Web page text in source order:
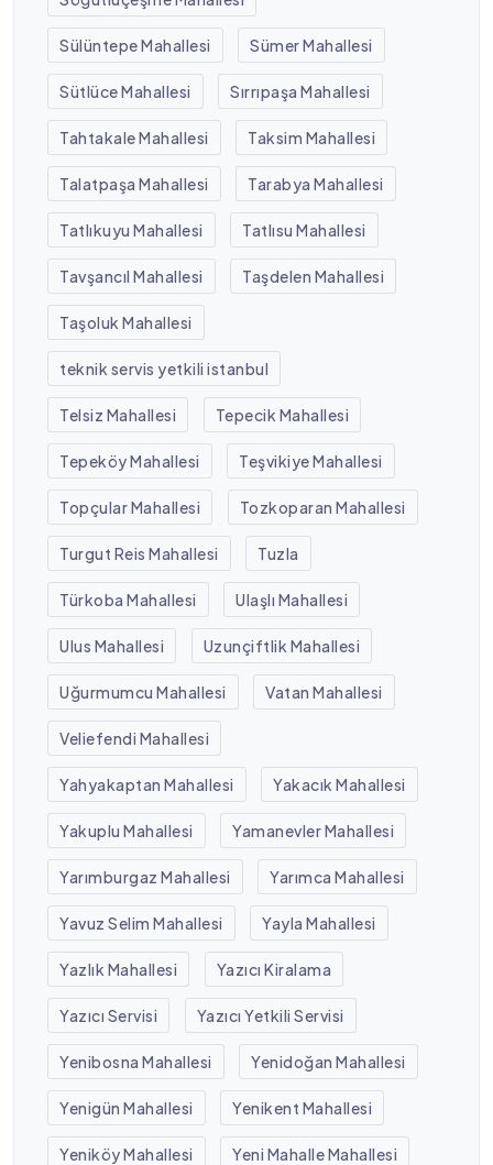
Sülüntepe Mahallesi Sümer Mahallesi
Sütlüce Mahallesi Sırrıpaşa Mahallesi
Tahtakale Mahallesi Taksim Mahallesi
Talatpaşa Mahallesi Tarabya Mahallesi
Tatlıkuyu Mahallesi Tatlısu Mahallesi
Tavşancıl Mahallesi Taşdelen Mahallesi
Taşoluk Mahallesi
teknik servis yetkili istanbul
Telsiz Mahallesi Tepecik Mahallesi
Tepeköy Mahallesi Teşvikiye Mahallesi
Topçular Mahallesi Tozkoparan Mahallesi
Turgut Reis Mahallesi Tuzla
Türkoba Mahallesi Ulaşlı Mahallesi
Ulus Mahallesi Uzunçiftlik Mahallesi
Uğurmumcu Mahallesi Vatan Mahallesi
Veliefendi Mahallesi
Yahyakaptan Mahallesi Yakacık Mahallesi
Yakuplu Mahallesi Yamanevler Mahallesi
Yarımburgaz Mahallesi Yarımca Mahallesi
Yavuz Selim Mahallesi Yayla Mahallesi
Yazlık Mahallesi Yazıcı Kiralama
Yazıcı Servisi Yazıcı Yetkili Servisi
Yenibosna Mahallesi Yenidoğan Mahallesi
Yenigün Mahallesi Yenikent Mahallesi
Yeniköy Mahallesi Yeni Mahalle Mahallesi